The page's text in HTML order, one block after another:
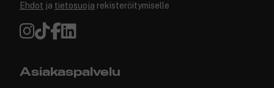
Ehdot ja tietosuoja rekisteröitymiselle
Asiakaspalvelu